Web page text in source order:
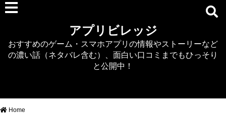
デタリキZ
アナザーエデン
アプリビレッジ
おすすめのゲーム・スマホアプリの情報やストーリーなど
の濃い話（ネタバレ含む）、面白い口コミまでもひっそり
と公開中！
Home